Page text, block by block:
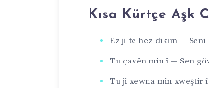
Kısa Kürtçe Aşk
Ez ji te hez dikim — Seni
Tu çavên min î — Sen
Tu ji xewna min xweştir